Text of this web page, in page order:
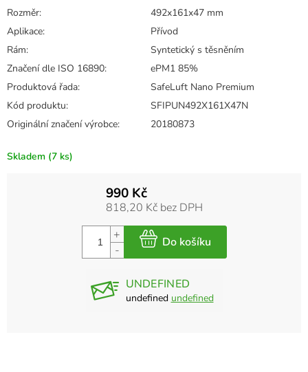
Skladem (7 ks)
Rozměr:
492x161x47 mm
Aplikace:
Přívod
Rám:
Syntetický s těsněním
Značení dle ISO 16890:
ePM1 85%
Produktová řada:
SafeLuft Nano Premium
Kód produktu:
SFIPUN492X161X47N
Originální značení výrobce: 20180873
990 Kč
818,20 Kč bez DPH
UNDEFINED
undefined undefined